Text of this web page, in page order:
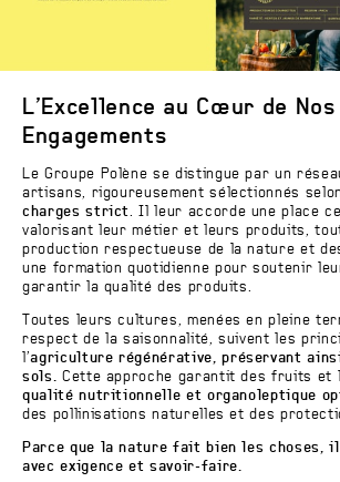
L’Excellence au Cœur de Nos
Engagements
Le Groupe Polène se distingue par un
artisans, rigoureusement sélectionnés
charges strict. Il leur accorde une place
valorisant leur métier et leurs produits,
production respectueuse de la nature et
une formation quotidienne pour soutenir
garantir la qualité des produits.
Toutes leurs cultures, menées en pleine
respect de la saisonnalité, suivent les
l’agriculture régénérative, préservant
sols. Cette approche garantit des fruits et
qualité nutritionnelle et organoleptique
des pollinisations naturelles et des
Parce que la nature fait bien les choses, il
avec exigence et savoir-faire.